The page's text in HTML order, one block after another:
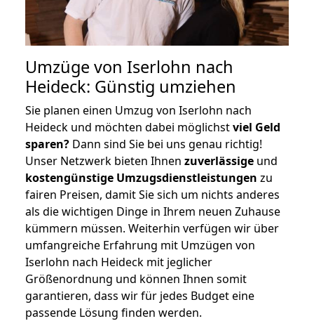
Umzüge von Iserlohn nach
Heideck: Günstig umziehen
Sie planen einen Umzug von Iserlohn nach
Heideck und möchten dabei möglichstviel Geld
sparen? Dann sind Sie bei uns genau richtig!
Unser Netzwerk bieten Ihnen zuverlässige und
kostengünstige Umzugsdienstleistungen zu
fairen Preisen, damit Sie sich um nichts anderes
als die wichtigen Dinge in Ihrem neuen Zuhause
kümmern müssen. Weiterhin verfügen wir über
umfangreiche Erfahrung mit Umzügen von
Iserlohn nach Heideck mit jeglicher
Größenordnung und können Ihnen somit
garantieren, dass wir für jedes Budget eine
passende Lösung finden werden.